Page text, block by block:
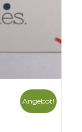
Angebot!